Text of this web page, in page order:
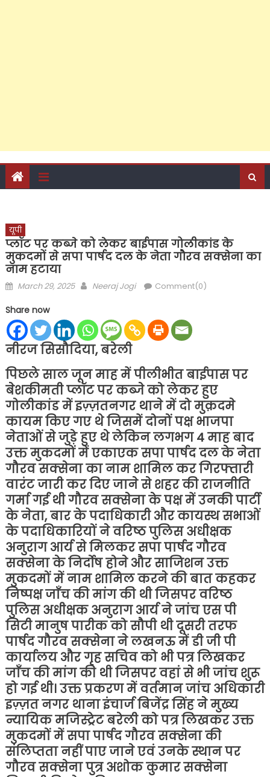
यूपी
प्लॉट पर कब्जे को लेकर बाईपास गोलीकांड के
मुकदमों से सपा पार्षद दल के नेता गौरव सक्सेना का
नाम हटाया
Posted
March 29, 2025 Author
Neeraj Jogi Comment(0)
Share now
नीरज सिसौदिया, बरेली
पिछले साल जून माह में पीलीभीत बाईपास पर
बेशकीमती प्लॉट पर कब्जे को लेकर हुए
गोलीकांड में इज़्ज़तनगर थाने में दो मुक़दमे
कायम किए गए थे जिसमें दोनों पक्ष भाजपा
नेताओं से जुड़े हुए थे लेकिन लगभग 4 माह बाद
उक्त मुकदमों में एकाएक सपा पार्षद दल के नेता
गौरव सक्सेना का नाम शामिल कर गिरफ्तारी
वारंट जारी कर दिए जाने से शहर की राजनीति
गर्मा गई थी गौरव सक्सेना के पक्ष में उनकी पार्टी
के नेता, बार के पदाधिकारी और कायस्थ सभाओं
के पदाधिकारियों ने वरिष्ठ पुलिस अधीक्षक
अनुराग आर्य से मिलकर सपा पार्षद गौरव
सक्सेना के निर्दोष होने और साजिशन उक्त
मुकदमों में नाम शामिल करने की बात कहकर
निष्पक्ष जाँच की मांग की थी जिसपर वरिष्ठ
पुलिस अधीक्षक अनुराग आर्य ने जांच एस पी
सिटी मानुष पारीक को सौपी थी दूसरी तरफ
पार्षद गौरव सक्सेना ने लखनऊ में डी जी पी
कार्यालय और गृह सचिव को भी पत्र लिखकर
जाँच की मांग की थी जिसपर वहां से भी जांच शुरू
हो गई थी। उक्त प्रकरण में वर्तमान जांच अधिकारी
इज़्ज़त नगर थाना इंचार्ज बिजेंद्र सिंह ने मुख्य
न्यायिक मजिस्ट्रेट बरेली को पत्र लिखकर उक्त
मुकदमों में सपा पार्षद गौरव सक्सेना की
संलिप्तता नहीं पाए जाने एवं उनके स्थान पर
गौरव सक्सेना पुत्र अशोक कुमार सक्सेना